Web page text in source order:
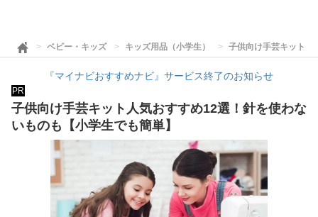
ベビー・キッズ キッズ用品（小学生） 子供向け手芸キット人
『マイナビおすすめナビ』サービス終了のお知らせ
PR
子供向け手芸キット人気おすすめ12選！針を使わな
いものも【小学生でも簡単】